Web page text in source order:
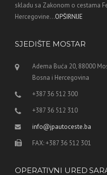
skladu sa Zakonom o cestama
Hercegovine...OPŠIRNIJE
SJEDIŠTE MOSTAR
Adema Buća 20, 88000
Bosna i Hercegovina
+387 36 512 300
+387 36 512 310
info@jpautoceste.ba
FAX: +387 36 512 301
OPERATIVNI URED